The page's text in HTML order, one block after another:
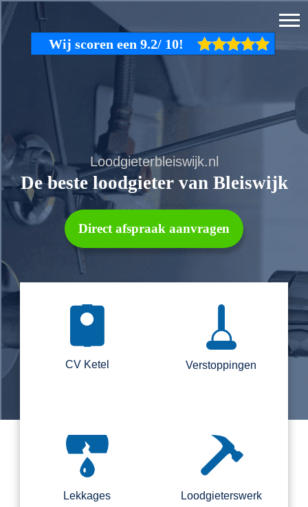
Loodgieterbleiswijk.nl
De beste loodgieter van Bleiswijk
Direct afspraak aanvragen
CV Ketel Verstoppingen
Lekkages Loodgieterswerk